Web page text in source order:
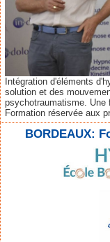
Intégration d'éléments
solution et des
psychotraumatisme.
Formation réservée aux
BORDEAUX: